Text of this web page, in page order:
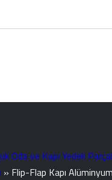
Oda ve Kapı Yedek
» Flip-Flap Kapı